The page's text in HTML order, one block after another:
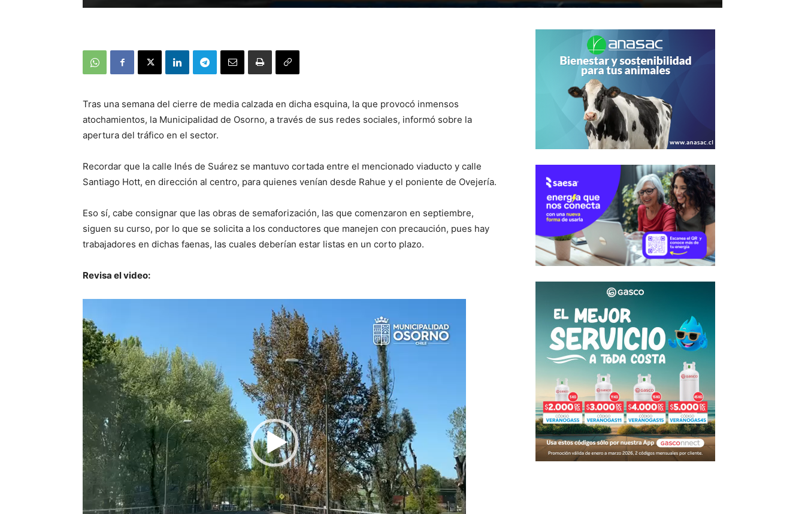
Tras una semana del cierre de media calzada en dicha esquina, la que provocó inmensos
atochamientos, la Municipalidad de Osorno, a través de sus redes sociales, informó sobre la
apertura del tráfico en el sector.
Recordar que la calle Inés de Suárez se mantuvo cortada entre el mencionado viaducto y calle
Santiago Hott, en dirección al centro, para quienes venían desde Rahue y el poniente de Ovejería.
Eso sí, cabe consignar que las obras de semaforización, las que comenzaron en septiembre,
siguen su curso, por lo que se solicita a los conductores que manejen con precaución, pues hay
trabajadores en dichas faenas, las cuales deberían estar listas en un corto plazo.
Revisa el video:
de
vídeo